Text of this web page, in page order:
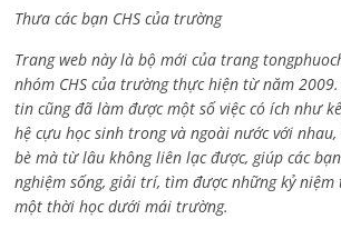
Thưa các bạn CHS của trường
Trang web này là bộ mới của trang
nhóm CHS của trường thực hiện từ năm
tin cũng đã làm được một số việc có ích như
hệ cựu học sinh trong và ngoài nước với
bè mà từ lâu không liên lạc được, giúp các
nghiệm sống, giải trí, tìm được những kỷ
một thời học dưới mái trường.